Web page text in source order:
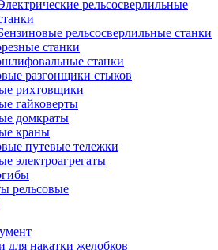
рельсосверлильные
рельсосверлильные станки
станки
станки
разгонщики стыков
рихтовщики
гайковерты
домкраты
краны
путевые тележки
электроагрегаты
рельсовые
для накатки желобков